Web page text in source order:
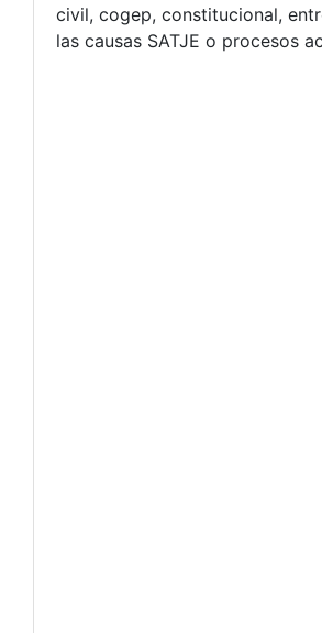
civil, cogep, constitucional,
las causas SATJE o procesos